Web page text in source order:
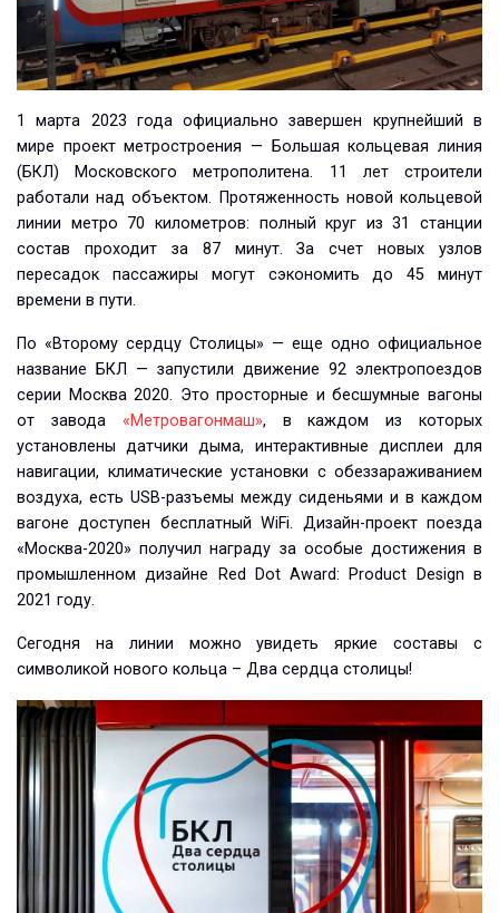
1 марта 2023 года официально завершен крупнейший в
мире проект метростроения — Большая кольцевая линия
(БКЛ) Московского метрополитена. 11 лет строители
работали над объектом. Протяженность новой кольцевой
линии метро 70 километров: полный круг из 31 станции
состав проходит за 87 минут. За счет новых узлов
пересадок пассажиры могут сэкономить до 45 минут
времени в пути.
По «Второму сердцу Столицы» — еще одно официальное
название БКЛ — запустили движение 92 электропоездов
серии Москва 2020. Это просторные и бесшумные вагоны
от завода «Метровагонмаш», в каждом из которых
установлены датчики дыма, интерактивные дисплеи для
навигации, климатические установки с обеззараживанием
воздуха, есть USB-разъемы между сиденьями и в каждом
вагоне доступен бесплатный WiFi. Дизайн-проект поезда
«Москва-2020» получил награду за особые достижения в
промышленном дизайне Red Dot Award: Product Design в
2021 году.
Сегодня на линии можно увидеть яркие составы с
символикой нового кольца – Два сердца столицы!